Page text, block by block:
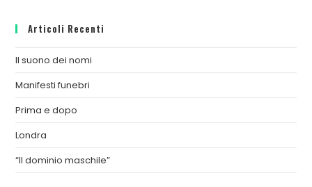
Articoli Recenti
Il suono dei nomi
Manifesti funebri
Prima e dopo
Londra
“Il dominio maschile”